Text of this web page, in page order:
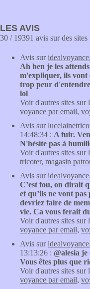
LES AVIS
30 / 19391 avis sur des sites
Avis sur
Ah ben je les
m'expliquer, ils vont
trop peur
lol
Voir d'autres sites sur
voyance par email,
Avis sur
14:48:34 : A fuir.
N'hésite pas à
Voir d'autres sites sur
tricoter, magasin
Avis sur
C’est fou, on dirait
et qu’ils ne vont
devriez faire de
vie. Ca vous ferait
Voir d'autres sites sur
voyance par email,
Avis sur
13:13:26 : @alesia
Vous êtes plus que
Voir d'autres sites sur
voyance par email,